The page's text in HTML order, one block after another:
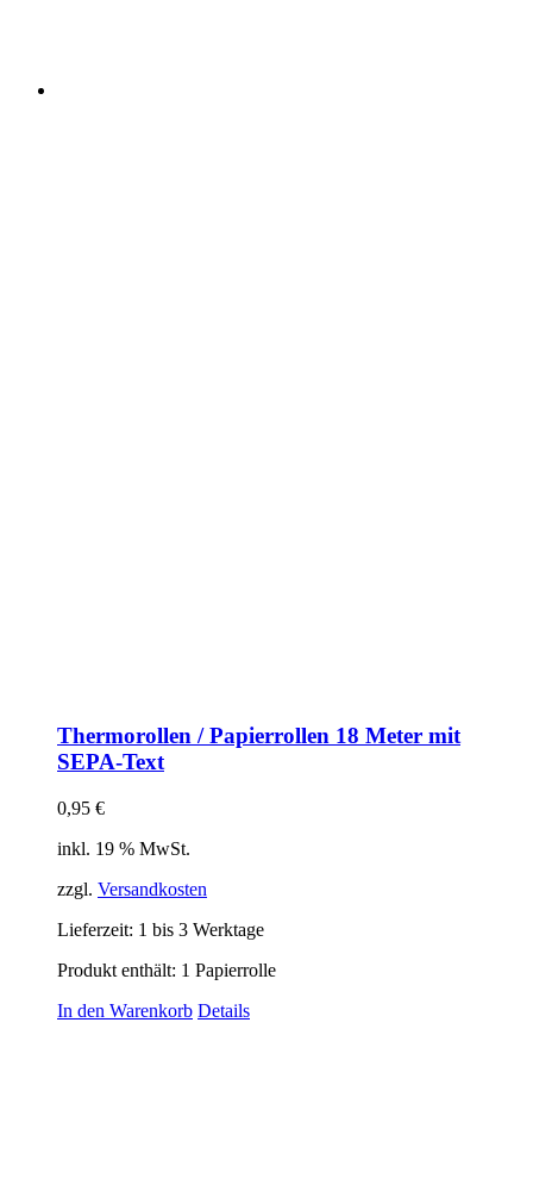
Thermorollen / Papierrollen 18 Meter mit
SEPA-Text
0,95 €
inkl. 19 % MwSt.
zzgl. Versandkosten
Lieferzeit: 1 bis 3 Werktage
Produkt enthält: 1 Papierrolle
In den Warenkorb Details